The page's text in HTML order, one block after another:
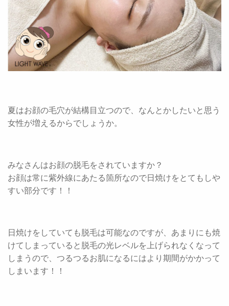
夏はお顔の毛穴が結構目立つので、なんとかしたいと思う
女性が増えるからでしょうか。
みなさんはお顔の脱毛をされていますか？
お顔は常に紫外線にあたる箇所なので日焼けをとてもしや
すい部分です！！
日焼けをしていても脱毛は可能なのですが、あまりにも焼
けてしまっていると脱毛の光レベルを上げられなくなって
しまうので、つるつるお肌になるにはより期間がかかって
しまいます！！